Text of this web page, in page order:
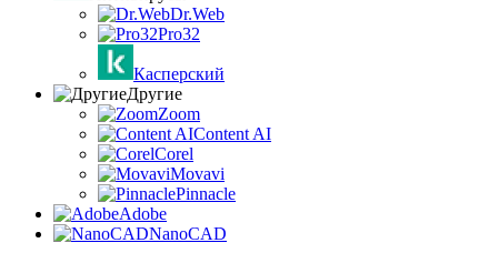
Dr.Web
Pro32
Касперский
Другие
Zoom
Content AI
Corel
Movavi
Pinnacle
Adobe
NanoCAD